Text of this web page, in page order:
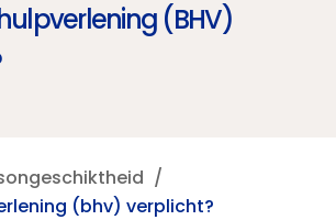
(BHV)
(bhv) verplicht?